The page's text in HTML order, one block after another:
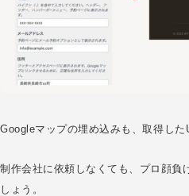
Googleマップの埋め込みも、取得した
制作会社に依頼しなくても、プロ顔負
しょう。